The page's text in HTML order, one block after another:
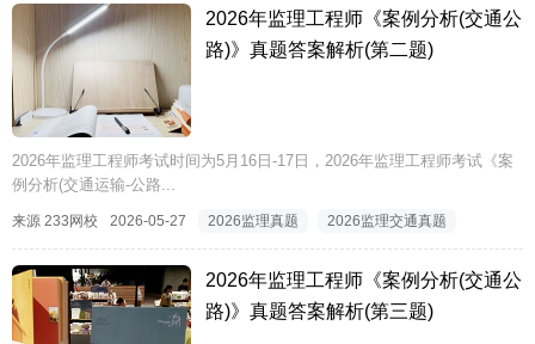
2026年监理工程师《案例分析(交通公
路)》真题答案解析(第二题)
2026年监理工程师考试时间为5月16日-17日，2026年监理工程师考试《案
例分析(交通运输-公路...
来源 233网校 2026-05-27 2026监理真题 2026监理交通真题
2026年监理工程师《案例分析(交通公
路)》真题答案解析(第三题)